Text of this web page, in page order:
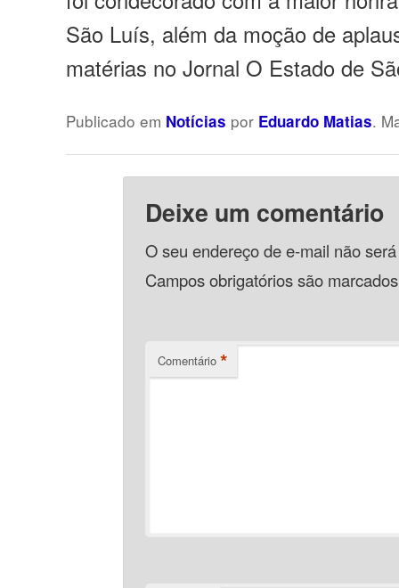
São Luís, além da moção de
matérias no Jornal O Estado de
Publicado em Notícias por Eduardo Matias.
Deixe um comentário
O seu endereço de e-mail não
Campos obrigatórios são
Comentário *